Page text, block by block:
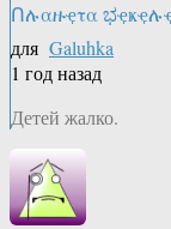
Ոሉαዙҿτα
для Galuhka
1 год назад
Детей жалко.